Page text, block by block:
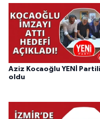
Aziz Kocaoğlu YENİ Partili
oldu